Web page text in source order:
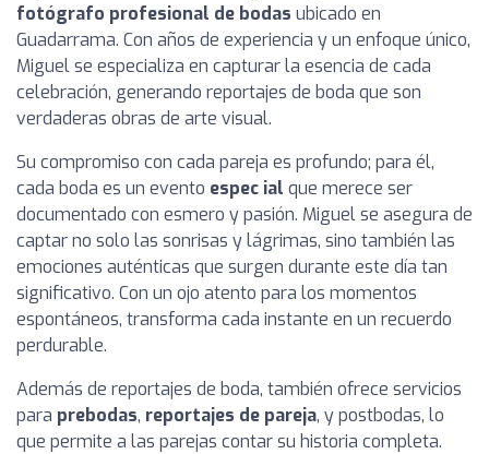
fotógrafo profesional de bodas ubicado en
Guadarrama. Con años de experiencia y un enfoque único,
Miguel se especializa en capturar la esencia de cada
celebración, generando reportajes de boda que son
verdaderas obras de arte visual.
Su compromiso con cada pareja es profundo; para él,
cada boda es un evento espec ial que merece ser
documentado con esmero y pasión. Miguel se asegura de
captar no solo las sonrisas y lágrimas, sino también las
emociones auténticas que surgen durante este día tan
significativo. Con un ojo atento para los momentos
espontáneos, transforma cada instante en un recuerdo
perdurable.
Además de reportajes de boda, también ofrece servicios
para prebodas, reportajes de pareja, y postbodas, lo
que permite a las parejas contar su historia completa.